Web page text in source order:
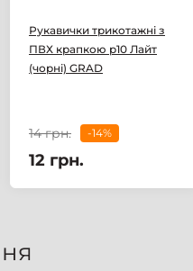
Рукавички трикотажні з
ПВХ крапкою р10 Лайт
(чорні) GRAD
14 грн. -14%
12 грн.